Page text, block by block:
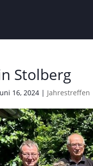
Stolberg
16, 2024 | Jahrestreffen